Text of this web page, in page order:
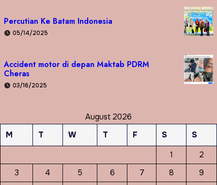
Percutian Ke Batam Indonesia
05/14/2025
Accident motor di depan Maktab PDRM
Cheras
03/16/2025
August 2026
M
T W T F S
S
1
2
3
4 5 6 7 8
9